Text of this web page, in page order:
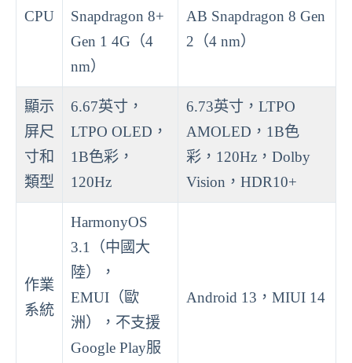
CPU
Snapdragon 8+
Gen 1 4G（4
nm）
AB Snapdragon 8 Gen
2（4 nm）
顯示
屏尺
寸和
類型
6.67英寸，
LTPO OLED，
1B色彩，
120Hz
6.73英寸，LTPO
AMOLED，1B色
彩，120Hz，Dolby
Vision，HDR10+
作業
系統
HarmonyOS
3.1（中國大
陸），
EMUI（歐
洲），不支援
Google Play服
Android 13，MIUI 14